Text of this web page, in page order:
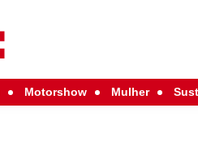
Motorshow Mulher